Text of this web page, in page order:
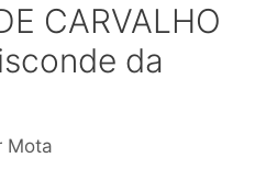
CARVALHO
da
Mota